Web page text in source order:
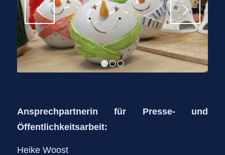
Ansprechpartnerin für Presse- und
Öffentlichkeitsarbeit:
Heike Woost